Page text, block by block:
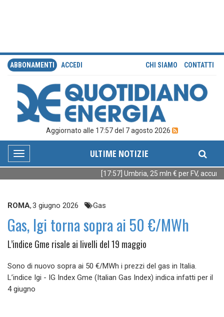
ABBONAMENTI ACCEDI CHI SIAMO CONTATTI
Aggiornato alle 17:57 del 7 agosto 2026
Toggle
navigation
ULTIME NOTIZIE
[17:57] Umbria, 25 mln € per FV,
ROMA,3 giugno 2026 Gas
Gas, Igi torna sopra ai 50 €/MWh
L’indice Gme risale ai livelli del 19 maggio
Sono di nuovo sopra ai 50 €/MWh i prezzi del gas in Italia.
L’indice Igi - IG Index Gme (Italian Gas Index) indica infatti per il
4 giugno